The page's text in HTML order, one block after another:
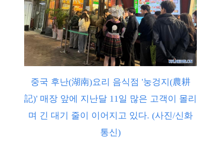
중국 후난(湖南)요리 음식점 '눙겅지(農耕
記)' 매장 앞에 지난달 11일 많은 고객이 몰리
며 긴 대기 줄이 이어지고 있다. (사진/신화
통신)